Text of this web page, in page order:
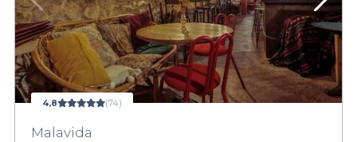
4,8 (74)
Malavida